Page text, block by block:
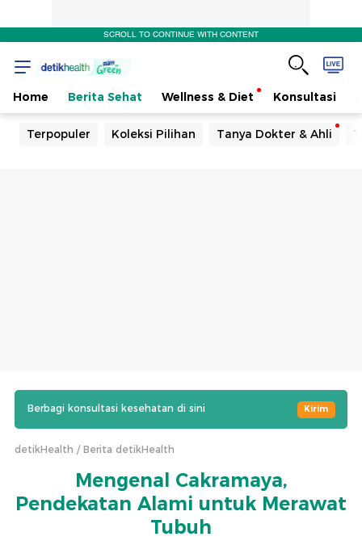
SCROLL TO CONTINUE WITH CONTENT
Home Berita Sehat Wellness & Diet Konsultasi
Terpopuler Koleksi Pilihan Tanya Dokter & Ahli
Berbagi konsultasi kesehatan di sini Kirim
detikHealth Berita detikHealth
Mengenal Cakramaya,
Pendekatan Alami untuk Merawat
Tubuh